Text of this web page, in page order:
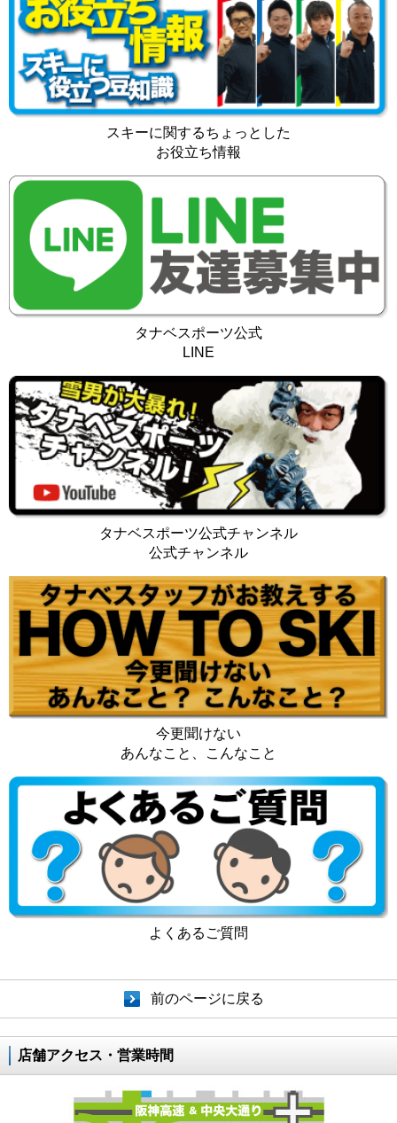
スキーに関するちょっとした
お役立ち情報
タナベスポーツ公式
LINE
タナベスポーツ公式チャンネル
公式チャンネル
今更聞けない
あんなこと、こんなこと
よくあるご質問
前のページに戻る
店舗アクセス・営業時間